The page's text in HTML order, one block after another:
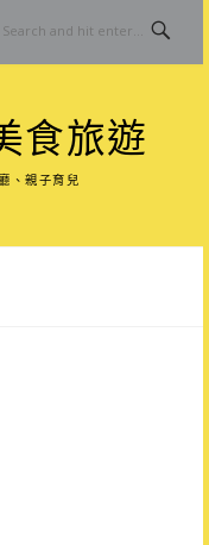
食旅遊
、親子育兒